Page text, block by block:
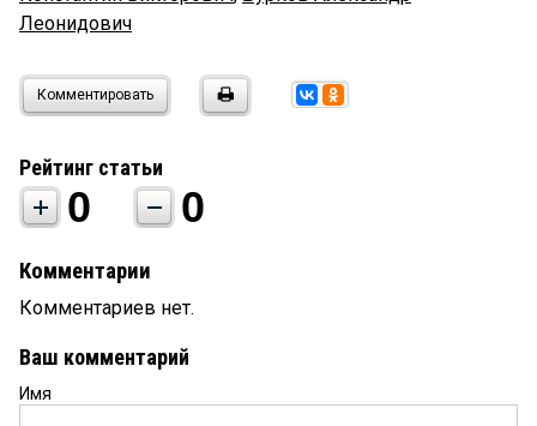
Леонидович
Комментировать
Рейтинг статьи
0 0
Комментарии
Комментариев нет.
Ваш комментарий
Имя